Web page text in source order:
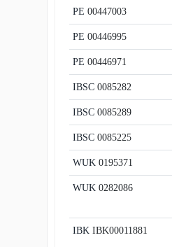
PE 00447003
PE 00446995
PE 00446971
IBSC 0085282
IBSC 0085289
IBSC 0085225
WUK 0195371
WUK 0282086
IBK IBK00011881